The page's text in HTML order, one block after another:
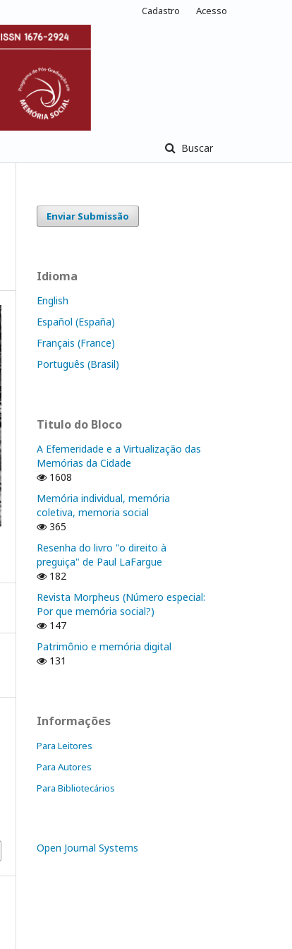
Buscar
Cadastro Acesso
Enviar Submissão
Idioma
English
Español (España)
Français (France)
Português (Brasil)
Titulo do Bloco
A Efemeridade e a Virtualização das
Memórias da Cidade
1608
Memória individual, memória
coletiva, memoria social
365
Resenha do livro "o direito à
preguiça" de Paul LaFargue
182
Revista Morpheus (Número especial:
Por que memória social?)
147
Patrimônio e memória digital
131
Informações
Para Leitores
Para Autores
Para Bibliotecários
Open Journal Systems